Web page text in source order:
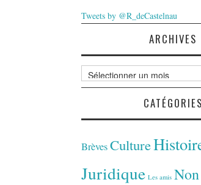
Tweets by @R_deCastelnau
ARCHIVES
Archives
CATÉGORIES
BrèvesCulture
Juridique Les amis